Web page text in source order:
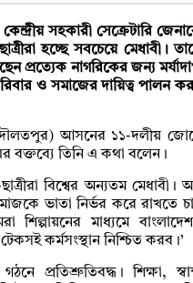
সহকারী সেক্রেটারি
হচ্ছে সবচেয়ে মেধাবী।
প্রত্যেক নাগরিকের জন্য
ও সমাজের দায়িত্ব পালন
দৌলতপুর) আসনের ১১-দলীয়
বক্তব্যে তিনি এ কথা বলেন।
বিশ্বের অন্যতম মেধাবী।
ভাতা নির্ভর করে রাখতে
শিল্পায়নের মাধ্যমে
কর্মসংস্থান নিশ্চিত করব।’
প্রতিশ্রুতিবদ্ধ। শিক্ষা,